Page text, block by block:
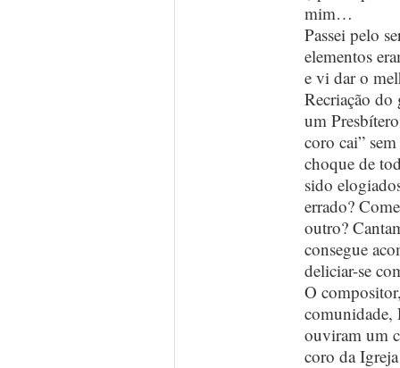
mim…
Passei pelo
elementos
e vi dar o
Recriação
um
coro cai”
choque de
sido
errado?
outro?
consegue
deliciar-se
O
comunidade,
ouviram um
coro da